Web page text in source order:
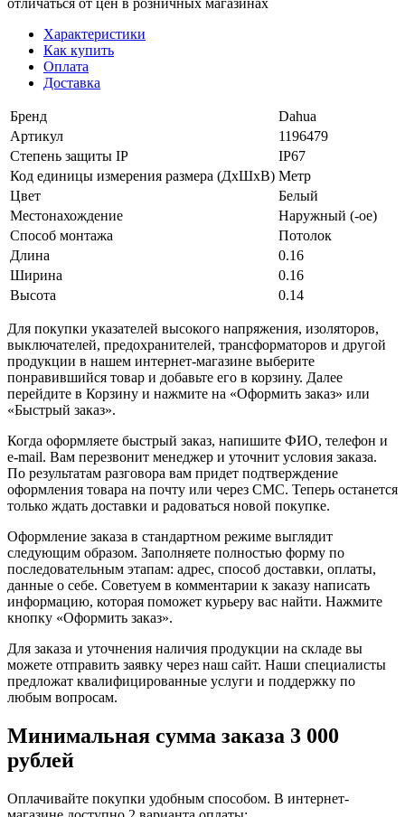
Характеристики
Как купить
Оплата
Доставка
Бренд
Dahua
Артикул
1196479
Степень защиты IP
IP67
Код единицы измерения размера (ДхШхВ) Метр
Цвет
Белый
Местонахождение
Наружный (-ое)
Способ монтажа
Потолок
Длина
0.16
Ширина
0.16
Высота
0.14
Для покупки указателей высокого напряжения, изоляторов,
выключателей, предохранителей, трансформаторов и другой
продукции в нашем интернет-магазине выберите
понравившийся товар и добавьте его в корзину. Далее
перейдите в Корзину и нажмите на «Оформить заказ» или
«Быстрый заказ».
Когда оформляете быстрый заказ, напишите ФИО, телефон и
e-mail. Вам перезвонит менеджер и уточнит условия заказа.
По результатам разговора вам придет подтверждение
оформления товара на почту или через СМС. Теперь останется
только ждать доставки и радоваться новой покупке.
Оформление заказа в стандартном режиме выглядит
следующим образом. Заполняете полностью форму по
последовательным этапам: адрес, способ доставки, оплаты,
данные о себе. Советуем в комментарии к заказу написать
информацию, которая поможет курьеру вас найти. Нажмите
кнопку «Оформить заказ».
Для заказа и уточнения наличия продукции на складе вы
можете отправить заявку через наш сайт. Наши специалисты
предложат квалифицированные услуги и поддержку по
любым вопросам.
Минимальная сумма заказа 3 000
рублей
Оплачивайте покупки удобным способом. В интернет-